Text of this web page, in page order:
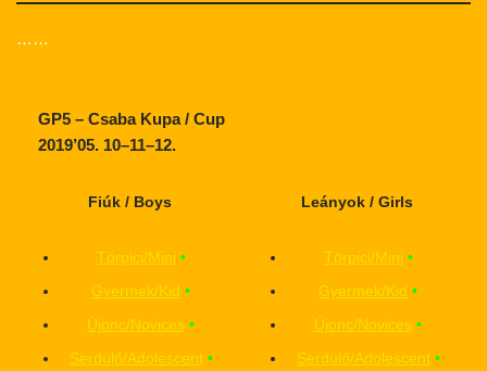
……
GP5 – Csaba Kupa / Cup
2019’05. 10–11–12.
Fiúk / Boys
Törpici/Mini •
Gyermek/Kid •
Újonc/Novices •
Serdülő/Adolescent•
Leányok / Girls
Törpici/Mini •
Gyermek/Kid •
Újonc/Novices •
Serdülő/Adolescent •